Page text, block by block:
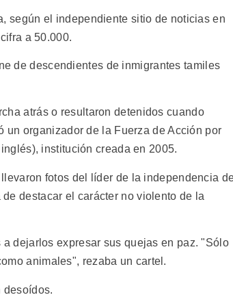
según el independiente sitio de noticias en
a 50.000.
de descendientes de inmigrantes tamiles
atrás o resultaron detenidos cuando
un organizador de la Fuerza de Acción por
institución creada en 2005.
fotos del líder de la independencia
destacar el carácter no violento de la
dejarlos expresar sus quejas en paz. "Sólo
animales", rezaba un cartel.
desoídos.